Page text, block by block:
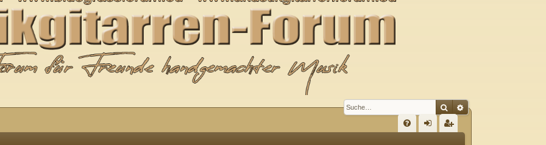
SucheErweiterte Suche
S